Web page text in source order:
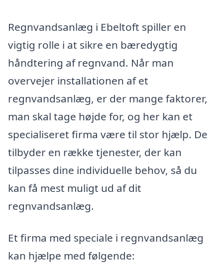
Regnvandsanlæg i Ebeltoft spiller en
vigtig rolle i at sikre en bæredygtig
håndtering af regnvand. Når man
overvejer installationen af et
regnvandsanlæg, er der mange faktorer,
man skal tage højde for, og her kan et
specialiseret firma være til stor hjælp. De
tilbyder en række tjenester, der kan
tilpasses dine individuelle behov, så du
kan få mest muligt ud af dit
regnvandsanlæg.
Et firma med speciale i regnvandsanlæg
kan hjælpe med følgende: